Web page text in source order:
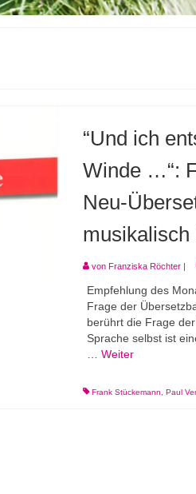
“Und ich
Winde …“:
Neu-
musikalisch
von Franziska Röchter|
Empfehlung des
Frage der
berührt die Frage
Sprache selbst ist
Weiter
Frank Stückemann Paul